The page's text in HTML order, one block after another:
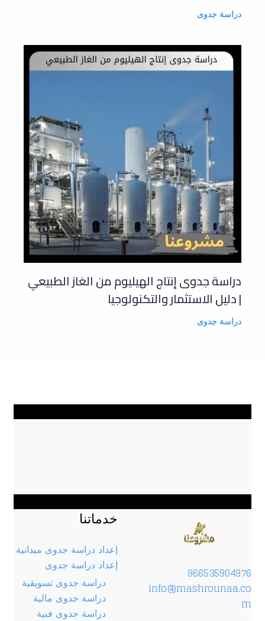
دراسة جدوى
دراسة جدوى إنتاج الهيليوم من الغاز الطبيعي
| دليل الاستثمار والتكنولوجيا
دراسة جدوى
966535904976
info@mashrounaa.co
m
خدماتنا
إعداد دراسة جدوى ميدانية
إعداد دراسة جدوى
دراسة جدوى تسويقية
دراسة جدوى مالية
دراسة جدوى فنية